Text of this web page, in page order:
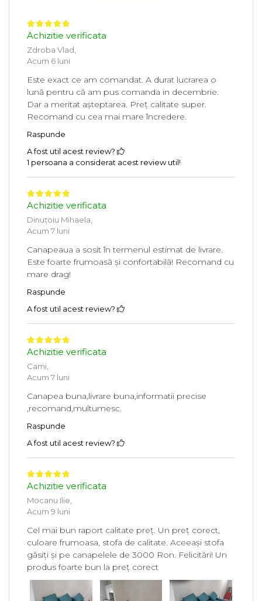
Achizitie verificata
Zdroba Vlad,
Acum 6 luni
Este exact ce am comandat. A durat lucrarea o
lună pentru că am pus comanda in decembrie.
Dar a meritat așteptarea. Preț calitate super.
Recomand cu cea mai mare încredere.
Raspunde
A fost util acest review?
1 persoana a considerat acest review util!
Achizitie verificata
Dinuțoiu Mihaela,
Acum 7 luni
Canapeaua a sosit în termenul estimat de livrare.
Este foarte frumoasă și confortabilă! Recomand cu
mare drag!
Raspunde
A fost util acest review?
Achizitie verificata
Cami,
Acum 7 luni
Canapea buna,livrare buna,informatii precise
,recomand,multumesc.
Raspunde
A fost util acest review?
Achizitie verificata
Mocanu Ilie,
Acum 9 luni
Cel mai bun raport calitate preț. Un preț corect,
culoare frumoasa, stofa de calitate. Aceeași stofa
găsiți și pe canapelele de 3000 Ron. Felicitări! Un
produs foarte bun la preț corect